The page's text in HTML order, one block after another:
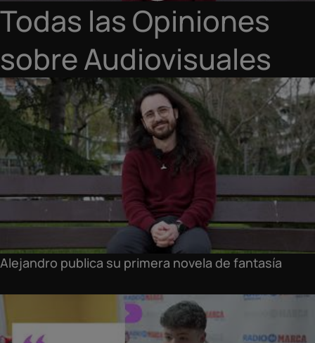
Todas las Opiniones
sobre Audiovisuales
Alejandro publica su primera novela de fantasía